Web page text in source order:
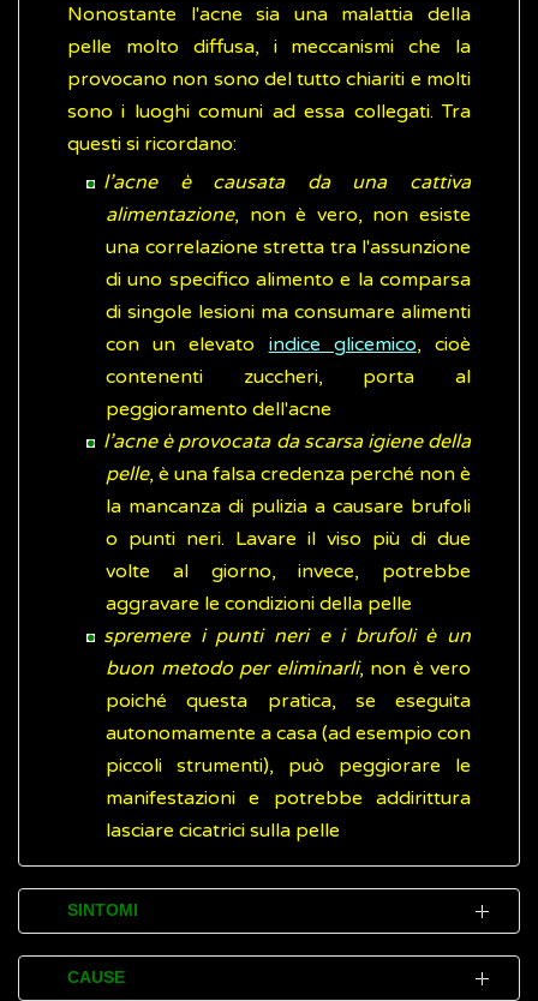
Nonostante l'acne sia una malattia della
pelle molto diffusa, i meccanismi che la
provocano non sono del tutto chiariti e molti
sono i luoghi comuni ad essa collegati. Tra
questi si ricordano:
l’acne è causata da una cattiva
alimentazione, non è vero, non esiste
una correlazione stretta tra l'assunzione
di uno specifico alimento e la comparsa
di singole lesioni ma consumare alimenti
con un elevato indice glicemico, cioè
contenenti zuccheri, porta al
peggioramento dell'acne
l’acne è provocata da scarsa igiene della
pelle, è una falsa credenza perché non è
la mancanza di pulizia a causare brufoli
o punti neri. Lavare il viso più di due
volte al giorno, invece, potrebbe
aggravare le condizioni della pelle
spremere i punti neri e i brufoli è un
buon metodo per eliminarli, non è vero
poiché questa pratica, se eseguita
autonomamente a casa (ad esempio con
piccoli strumenti), può peggiorare le
manifestazioni e potrebbe addirittura
lasciare cicatrici sulla pelle
SINTOMI
I segni e i disturbi (sintomi) più comuni
CAUSE